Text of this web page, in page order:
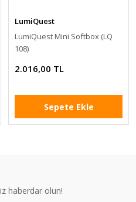
LumiQuest
LumiQuest Mini Softbox (LQ
108)
2.016,00 TL
Sepete Ekle
haberdar olun!